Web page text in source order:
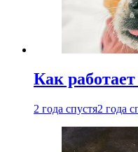
Как
2 года спустя2 года